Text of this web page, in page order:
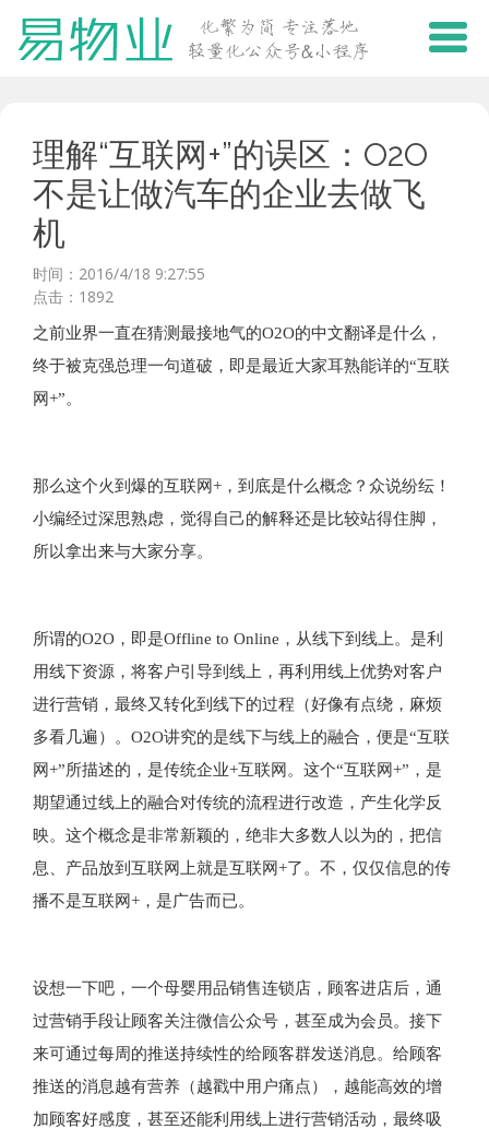
理解“互联网+”的误区：O2O
不是让做汽车的企业去做飞
机
时间：2016/4/18 9:27:55
点击：1892
之前业界一直在猜测最接地气的O2O的中文翻译是什么，
终于被克强总理一句道破，即是最近大家耳熟能详的“互联
网+”。
那么这个火到爆的互联网+，到底是什么概念？众说纷纭！
小编经过深思熟虑，觉得自己的解释还是比较站得住脚，
所以拿出来与大家分享。
所谓的O2O，即是Offline to Online，从线下到线上。是利
用线下资源，将客户引导到线上，再利用线上优势对客户
进行营销，最终又转化到线下的过程（好像有点绕，麻烦
多看几遍）。O2O讲究的是线下与线上的融合，便是“互联
网+”所描述的，是传统企业+互联网。这个“互联网+”，是
期望通过线上的融合对传统的流程进行改造，产生化学反
映。这个概念是非常新颖的，绝非大多数人以为的，把信
息、产品放到互联网上就是互联网+了。不，仅仅信息的传
播不是互联网+，是广告而已。
设想一下吧，一个母婴用品销售连锁店，顾客进店后，通
过营销手段让顾客关注微信公众号，甚至成为会员。接下
来可通过每周的推送持续性的给顾客群发送消息。给顾客
推送的消息越有营养（越戳中用户痛点），越能高效的增
加顾客好感度，甚至还能利用线上进行营销活动，最终吸